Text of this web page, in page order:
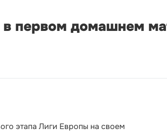
первом домашнем
этапа Лиги Европы на своем